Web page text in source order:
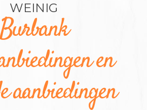
WEINIG
Burbank
en
aanbiedingen